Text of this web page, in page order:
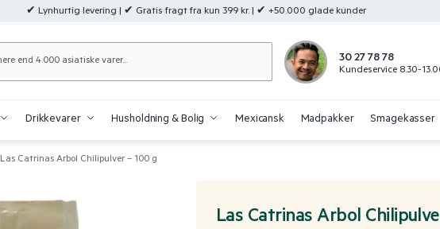
✔ Lynhurtig levering | ✔ Gratis fragt fra kun 399 kr. | ✔ +50.000 glade kunder
30 27 78 78
Kundeservice 8.30-
Drikkevarer Husholdning & Bolig Mexicansk Madpakker Smagekasser
Las Catrinas Arbol Chilipulver – 100 g
Las Catrinas Arbol